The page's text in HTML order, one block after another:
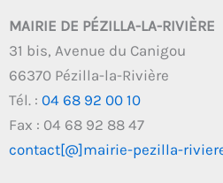
MAIRIE DE PÉZILLA-LA-RIVIÈRE
31 bis, Avenue du Canigou
66370 Pézilla-la-Rivière
Tél. : 04 68 92 00 10
Fax : 04 68 92 88 47
contact[@]mairie-pezilla-